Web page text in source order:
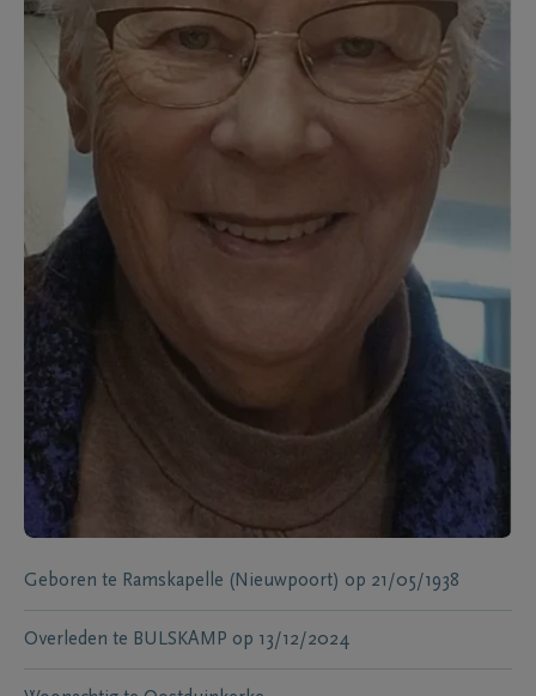
Geboren te Ramskapelle (Nieuwpoort) op 21/05/1938
Overleden te BULSKAMP op 13/12/2024